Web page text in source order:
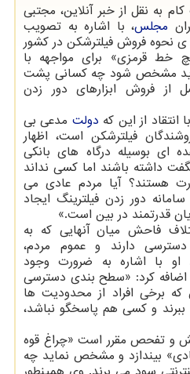
به نقل از خبر آنلاین، مجتبی
مجلس، با اشاره به تصویب
ی نحوه فروش فیلترشکن در کشور
خط قرمزی» برای مواجهه با
باید مشخص شود چه کسانی پشت
از فروش ابزارهای دور زدن
از این که دولت مدعی بی
فیلترشکن است، اظهار
بوسیله درگاه های بانکی
داشته باشند اما کسی نداند
هستند؟ آیا مردم عادی می
دور زدن فیلترینگ ایجاد
قدرتمند در بین است.»
فاحش میان آنهایی که به
دارند و عموم مردم،
با اشاره به ضرورت وجود
کرد: «سطح بندی دسترسی
که برخی افراد از محدودیت ها
ببرند و کسی هم پاسخگو نباشد،
و تفحص مقرر است «چراغ قوه
بیندازد و مشخص نماید چه